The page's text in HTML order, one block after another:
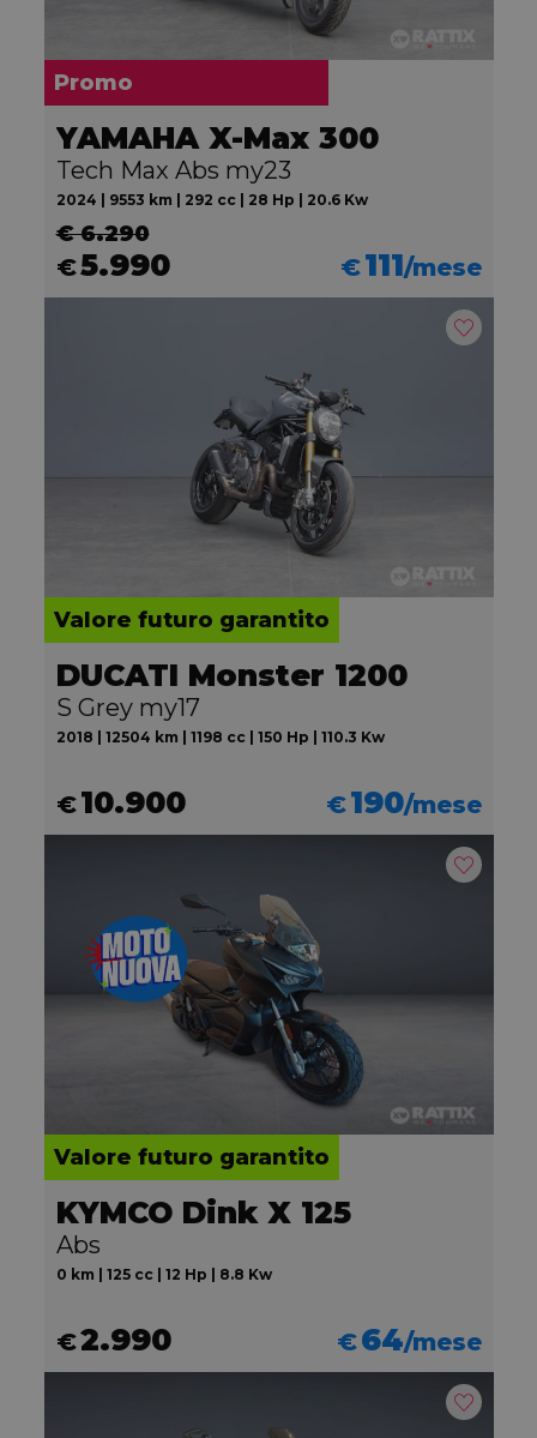
Promo
YAMAHA X-Max 300
Tech Max Abs my23
2024 | 9553 km | 292 cc | 28 Hp | 20.6 Kw
€ 6.290
€5.990 €111/mese
Valore futuro garantito
DUCATI Monster 1200
S Grey my17
2018 | 12504 km | 1198 cc | 150 Hp | 110.3 Kw
€10.900 €190/mese
Valore futuro garantito
KYMCO Dink X 125
Abs
0 km | 125 cc | 12 Hp | 8.8 Kw
€2.990 €64/mese